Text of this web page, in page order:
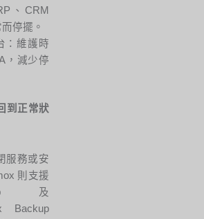
、CRM
停擺。
：維護時
，減少停
到正常狀
服務或安
則支援
及
Backup